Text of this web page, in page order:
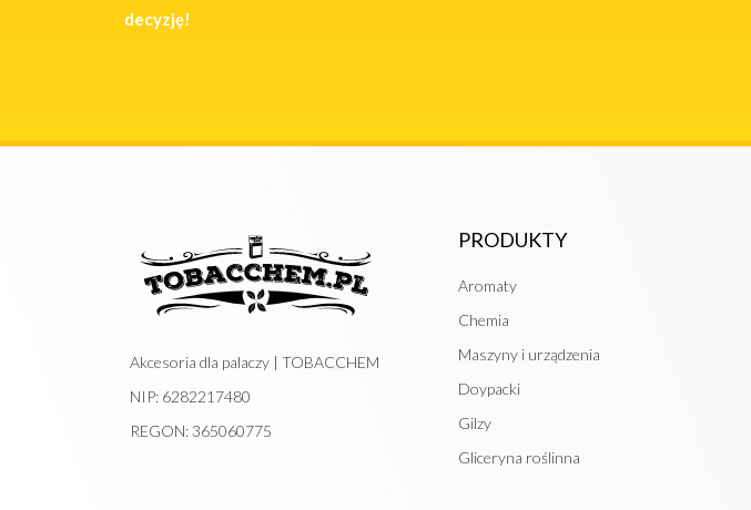
decyzję!
Akcesoria dla palaczy | TOBACCHEM
NIP: 6282217480
REGON: 365060775
PRODUKTY
Aromaty
Chemia
Maszyny i urządzenia
Doypacki
Gilzy
Gliceryna roślinna